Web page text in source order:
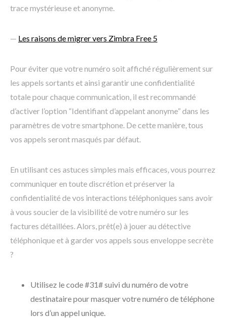
trace mystérieuse et anonyme.
— Les raisons de migrer vers Zimbra Free 5
Pour éviter que votre numéro soit affiché régulièrement sur
les appels sortants et ainsi garantir une confidentialité
totale pour chaque communication, il est recommandé
d’activer l’option “Identifiant d’appelant anonyme” dans les
paramètres de votre smartphone. De cette manière, tous
vos appels seront masqués par défaut.
En utilisant ces astuces simples mais efficaces, vous pourrez
communiquer en toute discrétion et préserver la
confidentialité de vos interactions téléphoniques sans avoir
à vous soucier de la visibilité de votre numéro sur les
factures détaillées. Alors, prêt(e) à jouer au détective
téléphonique et à garder vos appels sous enveloppe secrète
?
Utilisez le code #31# suivi du numéro de votre
destinataire pour masquer votre numéro de téléphone
lors d’un appel unique.